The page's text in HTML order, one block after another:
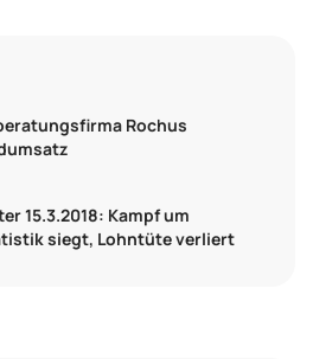
Rochus
15.3.2018: Kampf um
siegt, Lohntüte verliert